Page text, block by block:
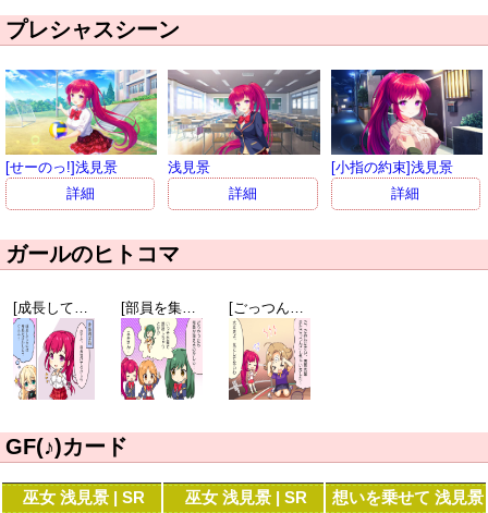
プレシャスシーン
[せーのっ!]浅見景
詳細
浅見景
詳細
[小指の約束]浅見景
詳細
ガールのヒトコマ
[成長してるのは…]浅見景 [部員を集める方法]九重忍 [ごっつんこ]成瀬まなみ
GF(♪)カード
巫女 浅見景 | SR 巫女 浅見景 | SR
想いを乗せて 浅見景